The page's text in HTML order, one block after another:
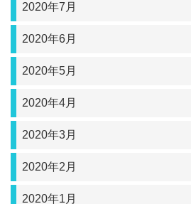
2020年7月
2020年6月
2020年5月
2020年4月
2020年3月
2020年2月
2020年1月